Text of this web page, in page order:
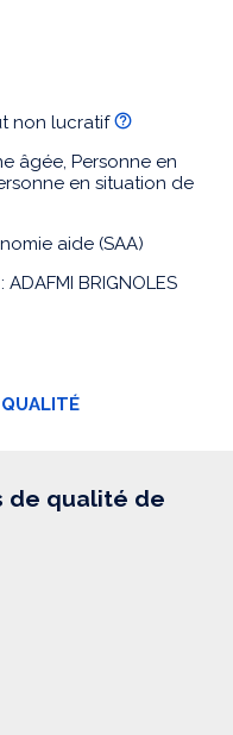
non lucratif
âgée, Personne en
en situation de
aide (SAA)
BRIGNOLES
de qualité de